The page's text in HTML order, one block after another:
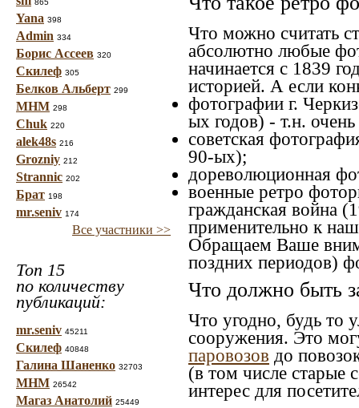
865
Yana 398
Admin 334
Борис Ассеев 320
Скилеф 305
Белков Альберт 299
МНМ 298
Chuk 220
alek48s 216
Grozniy 212
Strannic 202
Брат 198
mr.seniv 174
Все участники >>
Топ 15
по количеству
публикаций:
mr.seniv 45211
Скилеф 40848
Галина Шаненко 32703
МНМ 26542
Магаз Анатолий 25449
Что можно считать
абсолютно любые
начинается с 1839
историей. А если
фотографии г.
ых годов) - т.н.
советская
90-ых);
дореволюционная
военные ретро
гражданская война
применительно к
Обращаем Ваше
поздних периодов)
Что должно быть
Что угодно, будь то
сооружения. Это
паровозов до
(в том числе старые
интерес для